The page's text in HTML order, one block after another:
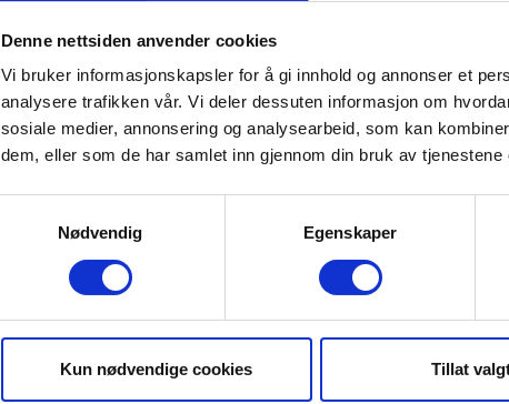
Denne nettsiden anvender cookies
Vi bruker informasjonskapsler for å gi innhold og annonser et
analysere trafikken vår. Vi deler dessuten informasjon om
sosiale medier, annonsering og analysearbeid, som kan
dem, eller som de har samlet inn gjennom din bruk av tjenestene
Nødvendig
Egenskaper
Kun nødvendige cookies Tillat
kjøreopplevelse
Garantert
Stisykling for
Big Boss og
deg med
dra deg opp til
Hoppepute
I Eventyrparken